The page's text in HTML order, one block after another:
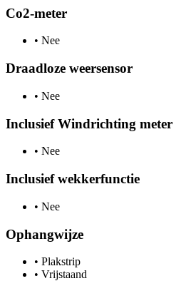
Co2-meter
• Nee
Draadloze weersensor
• Nee
Inclusief Windrichting meter
• Nee
Inclusief wekkerfunctie
• Nee
Ophangwijze
• Plakstrip
• Vrijstaand